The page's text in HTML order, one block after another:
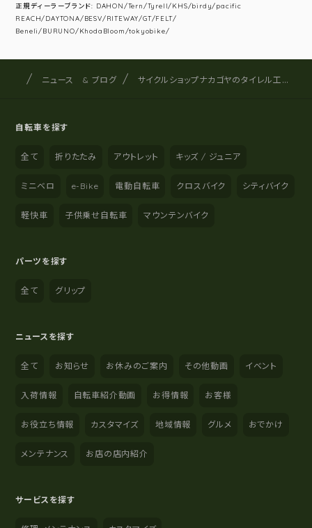
正規ディーラーブランド: DAHON/Tern/Tyrell/KHS/birdy/pacific
REACH/DAYTONA/BESV/RITEWAY/GT/FELT/
Beneli/BURUNO/KhodaBloom/tokyobike/
サイト内の現在地
サイクルショップナカゴヤ
ニュース & ブログ サイクルショップナカゴヤのタイレル工場見学ツアー
自転車を探す
全て 折りたたみ アウトレット キッズ / ジュニア
ミニベロ e-Bike 電動自転車 クロスバイク シティバイク
軽快車 子供乗せ自転車 マウンテンバイク
パーツを探す
全て グリップ
ニュースを探す
全て お知らせ お休みのご案内 その他動画 イベント
入荷情報 自転車紹介動画 お得情報 お客様
お役立ち情報 カスタマイズ 地域情報 グルメ おでかけ
メンテナンス お店の店内紹介
サービスを探す